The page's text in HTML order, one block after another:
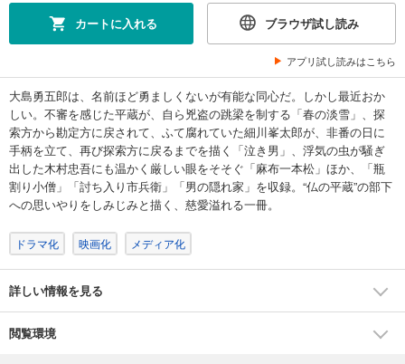
カートに入れる ブラウザ試し読み
アプリ試し読みはこちら
大島勇五郎は、名前ほど勇ましくないが有能な同心だ。しかし最近おか
しい。不審を感じた平蔵が、自ら兇盗の跳梁を制する「春の淡雪」、探
索方から勘定方に戻されて、ふて腐れていた細川峯太郎が、非番の日に
手柄を立て、再び探索方に戻るまでを描く「泣き男」、浮気の虫が騒ぎ
出した木村忠吾にも温かく厳しい眼をそそぐ「麻布一本松」ほか、「瓶
割り小僧」「討ち入り市兵衛」「男の隠れ家」を収録。“仏の平蔵”の部下
への思いやりをしみじみと描く、慈愛溢れる一冊。
ドラマ化 映画化 メディア化
詳しい情報を見る
閲覧環境
621
円 (税込)
カート
試し読み
鬼平犯科帳（十八）
559円 (税込)
カート
あらすじを表示する
鬼平犯科帳（十九）
590円 (税込)
試し読み